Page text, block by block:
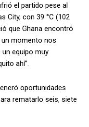
el partido pese al
City, con 39 °C (102
que Ghana encontró
momento nos
equipo muy
ahí”.
oportunidades
rematarlo seis, siete